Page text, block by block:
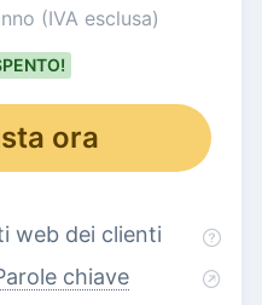
(IVA esclusa)
ora
web dei clienti
chiave